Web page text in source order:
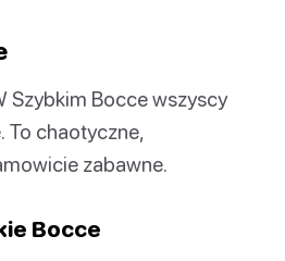
Szybkim Bocce wszyscy
To chaotyczne,
zabawne.
Bocce